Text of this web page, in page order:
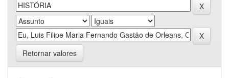
Retornar valores